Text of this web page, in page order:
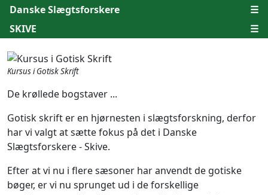
Danske Slægtsforskere
☰
SKIVE
☰
Kursus i Gotisk Skrift
De krøllede bogstaver ...
Gotisk skrift er en hjørnesten i slægtsforskning, derfor
har vi valgt at sætte fokus på det i Danske
Slægtsforskere - Skive.
Efter at vi nu i flere sæsoner har anvendt de gotiske
bøger, er vi nu sprunget ud i de forskellige